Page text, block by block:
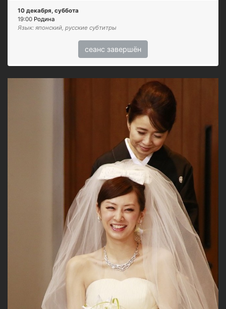
10 декабря, суббота
19:00 Родина
Язык: японский, русские субтитры
сеанс завершён